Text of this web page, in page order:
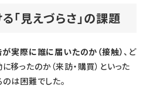
「見えづらさ」の課題
実際に誰に届いたのか（接触） 、ど
ったのか（来訪・購買）といった
は困難でした。